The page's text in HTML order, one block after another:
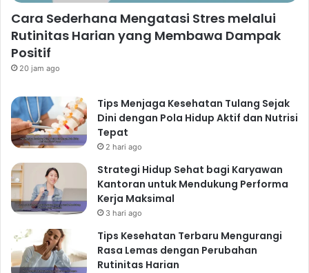
Cara Sederhana Mengatasi Stres melalui
Rutinitas Harian yang Membawa Dampak
Positif
20 jam ago
Tips Menjaga Kesehatan Tulang Sejak
Dini dengan Pola Hidup Aktif dan Nutrisi
Tepat
2 hari ago
Strategi Hidup Sehat bagi Karyawan
Kantoran untuk Mendukung Performa
Kerja Maksimal
3 hari ago
Tips Kesehatan Terbaru Mengurangi
Rasa Lemas dengan Perubahan
Rutinitas Harian